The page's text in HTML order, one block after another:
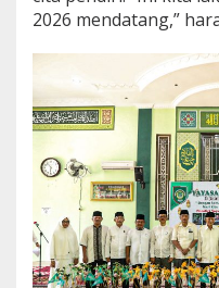
2026 mendatang,”